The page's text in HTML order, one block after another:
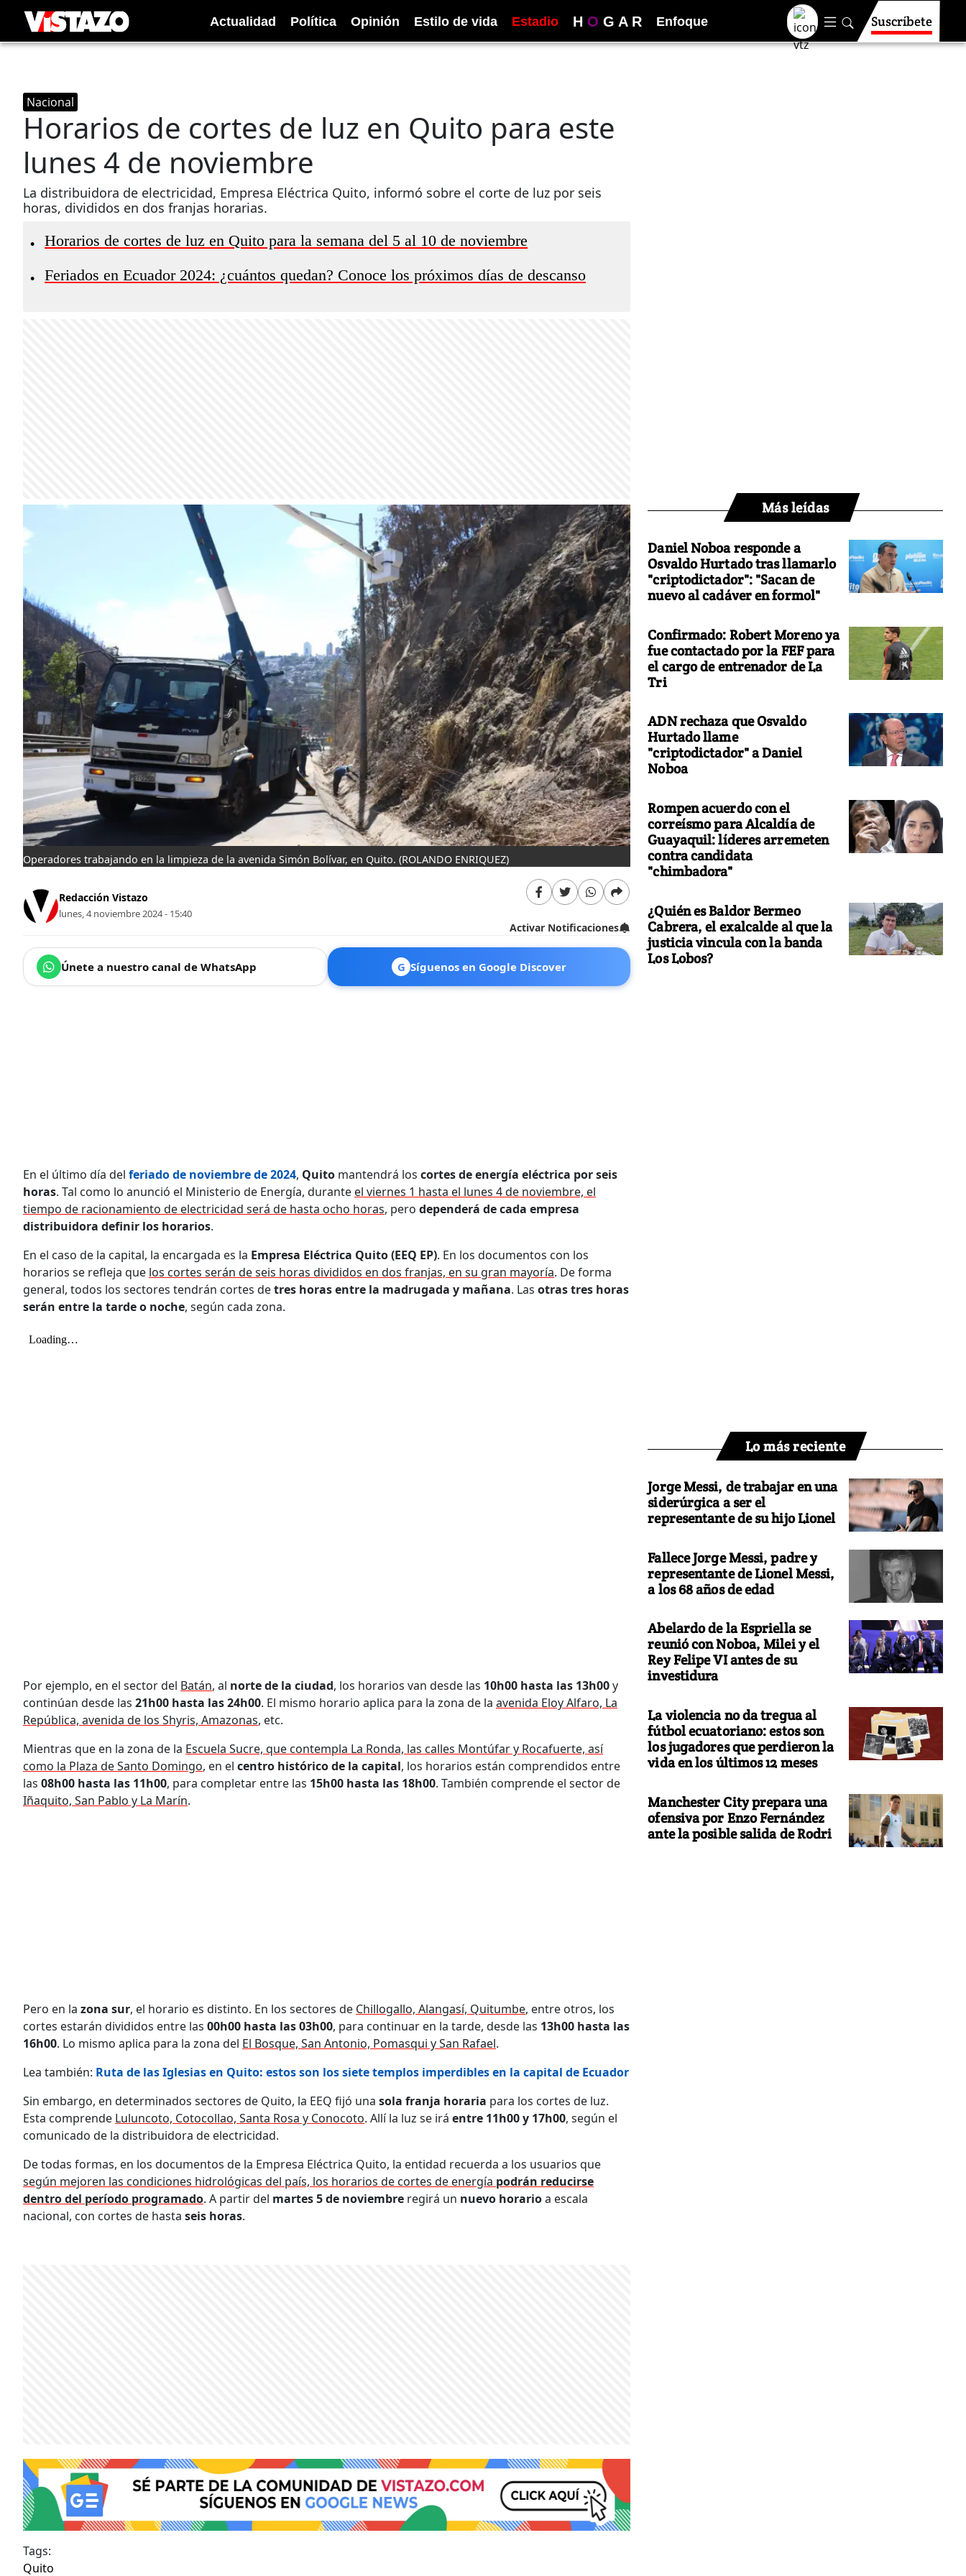
Actualidad Política Opinión Estilo de vida Estadio H O G A R Enfoque Suscríbete
Nacional
Horarios de cortes de luz en Quito para este
lunes 4 de noviembre
La distribuidora de electricidad, Empresa Eléctrica Quito, informó sobre el corte de luz por seis
horas, divididos en dos franjas horarias.
• Horarios de cortes de luz en Quito para la semana del 5 al 10 de noviembre
• Feriados en Ecuador 2024: ¿cuántos quedan? Conoce los próximos días de descanso
Operadores trabajando en la limpieza de la avenida Simón Bolívar, en Quito. (ROLANDO ENRIQUEZ)
Redacción Vistazo
lunes, 4 noviembre 2024 - 15:40
Activar Notificaciones
Únete a nuestro canal de WhatsApp G Síguenos en Google Discover
En el último día del feriado de noviembre de 2024, Quito mantendrá los cortes de energía eléctrica por seis
horas. Tal como lo anunció el Ministerio de Energía, durante el viernes 1 hasta el lunes 4 de noviembre, el
tiempo de racionamiento de electricidad será de hasta ocho horas, pero dependerá de cada empresa
distribuidora definir los horarios.
En el caso de la capital, la encargada es la Empresa Eléctrica Quito (EEQ EP). En los documentos con los
horarios se refleja que los cortes serán de seis horas divididos en dos franjas, en su gran mayoría. De forma
general, todos los sectores tendrán cortes detres horas entre la madrugada y mañana. Las otras tres horas
serán entre la tarde o noche, según cada zona.
Por ejemplo, en el sector del Batán, al norte de la ciudad, los horarios van desde las 10h00 hasta las 13h00y
continúan desde las 21h00 hasta las 24h00. El mismo horario aplica para la zona de la avenida Eloy Alfaro, La
República, avenida de los Shyris, Amazonas, etc.
Mientras que en la zona de la Escuela Sucre, que contempla La Ronda, las calles Montúfar y Rocafuerte, así
como la Plaza de Santo Domingo, en el centro histórico de la capital, los horarios están comprendidos entre
las 08h00 hasta las 11h00, para completar entre las 15h00 hasta las 18h00. También comprende el sector de
Iñaquito, San Pablo y La Marín.
Pero en la zona sur, el horario es distinto. En los sectores de Chillogallo, Alangasí, Quitumbe, entre otros, los
cortes estarán divididos entre las 00h00 hasta las 03h00, para continuar en la tarde, desde las 13h00 hasta las
16h00. Lo mismo aplica para la zona del El Bosque, San Antonio, Pomasqui y San Rafael.
Lea también: Ruta de las Iglesias en Quito: estos son los siete templos imperdibles en la capital de Ecuador
Sin embargo, en determinados sectores de Quito, la EEQ fijó una sola franja horaria para los cortes de luz.
Esta comprende Luluncoto, Cotocollao, Santa Rosa y Conocoto. Allí la luz se irá entre 11h00 y 17h00, según el
comunicado de la distribuidora de electricidad.
De todas formas, en los documentos de la Empresa Eléctrica Quito, la entidad recuerda a los usuarios que
según mejoren las condiciones hidrológicas del país, los horarios de cortes de energía podrán reducirse
dentro del período programado. A partir del martes 5 de noviembre regirá un nuevo horarioa escala
nacional, con cortes de hasta seis horas.
Tags:
Quito
Más leídas
Daniel Noboa responde a
Osvaldo Hurtado tras llamarlo
"criptodictador": "Sacan de
nuevo al cadáver en formol"
Confirmado: Robert Moreno ya
fue contactado por la FEF para
el cargo de entrenador de La
Tri
ADN rechaza que Osvaldo
Hurtado llame
"criptodictador" a Daniel
Noboa
Rompen acuerdo con el
correísmo para Alcaldía de
Guayaquil: líderes arremeten
contra candidata
"chimbadora"
¿Quién es Baldor Bermeo
Cabrera, el exalcalde al que la
justicia vincula con la banda
Los Lobos?
Lo más reciente
Jorge Messi, de trabajar en una
siderúrgica a ser el
representante de su hijo Lionel
Fallece Jorge Messi, padre y
representante de Lionel Messi,
a los 68 años de edad
Abelardo de la Espriella se
reunió con Noboa, Milei y el
Rey Felipe VI antes de su
investidura
La violencia no da tregua al
fútbol ecuatoriano: estos son
los jugadores que perdieron la
vida en los últimos 12 meses
Manchester City prepara una
ofensiva por Enzo Fernández
ante la posible salida de Rodri